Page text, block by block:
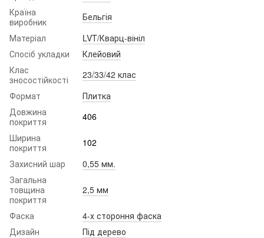
Країна
виробник
Бельгія
Матеріал
LVT/Кварц-вініл
Спосіб укладки
Клейовий
Клас
зносостійкості
23/33/42 клас
Формат
Плитка
Довжина
покриття
406
Ширина
покриття
102
Захисний шар
0,55 мм.
Загальна
товщина
покриття
2,5 мм
Фаска
4-х стороння фаска
Дизайн
Під дерево